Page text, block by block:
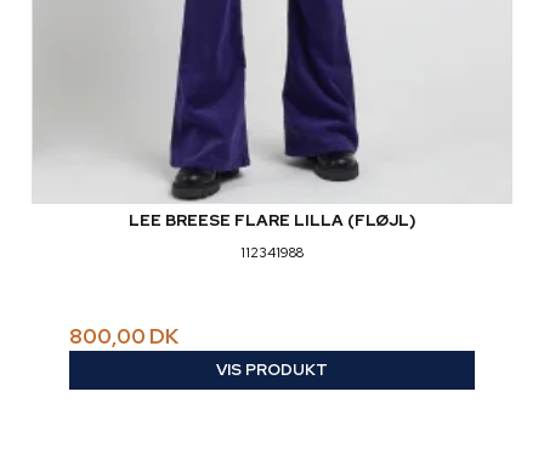
LEE BREESE FLARE LILLA (FLØJL)
112341988
800,00 DK
VIS PRODUKT